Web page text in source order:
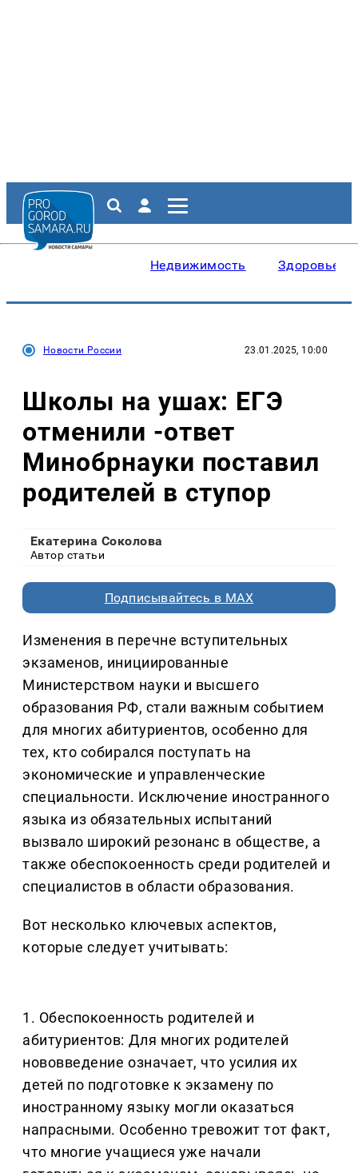
Недвижимость Здоровье
Новости России 23.01.2025, 10:00
Школы на ушах: ЕГЭ
отменили -ответ
Минобрнауки поставил
родителей в ступор
Екатерина Соколова
Автор статьи
Подписывайтесь в MAX
Изменения в перечне вступительных
экзаменов, инициированные
Министерством науки и высшего
образования РФ, стали важным событием
для многих абитуриентов, особенно для
тех, кто собирался поступать на
экономические и управленческие
специальности. Исключение иностранного
языка из обязательных испытаний
вызвало широкий резонанс в обществе, а
также обеспокоенность среди родителей и
специалистов в области образования.
Вот несколько ключевых аспектов,
которые следует учитывать:
1. Обеспокоенность родителей и
абитуриентов: Для многих родителей
нововведение означает, что усилия их
детей по подготовке к экзамену по
иностранному языку могли оказаться
напрасными. Особенно тревожит тот факт,
что многие учащиеся уже начали